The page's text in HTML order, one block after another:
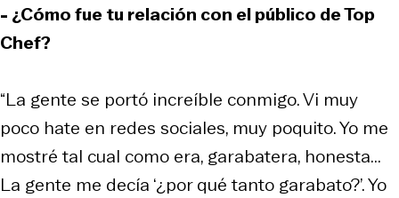
- ¿Cómo fue tu relación con el público de Top
Chef?
“La gente se portó increíble conmigo. Vi muy
poco hate en redes sociales, muy poquito. Yo me
mostré tal cual como era, garabatera, honesta...
La gente me decía ‘¿por qué tanto garabato?’. Yo